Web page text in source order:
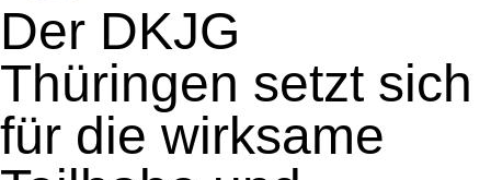
Der DKJG
Thüringen setzt sich
für die wirksame